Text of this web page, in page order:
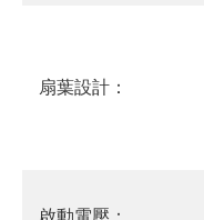
扇葉設計：
啟動電壓：